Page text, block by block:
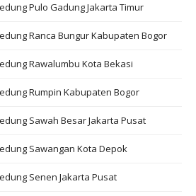
Pulo Gadung Jakarta Timur
Ranca Bungur Kabupaten Bogor
Rawalumbu Kota Bekasi
Rumpin Kabupaten Bogor
Sawah Besar Jakarta Pusat
Sawangan Kota Depok
Senen Jakarta Pusat